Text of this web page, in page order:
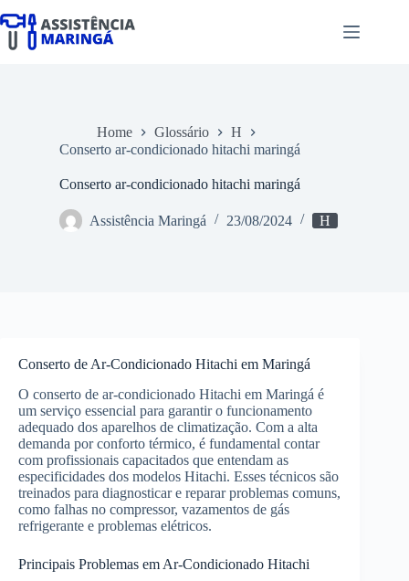
para
Home Glossário
H
Conserto ar-condicionado hitachi maringá
Conserto ar-condicionado hitachi maringá
Assistência Maringá 23/08/2024 H
Conserto de Ar-Condicionado Hitachi em Maringá
O conserto de ar-condicionado Hitachi em Maringá é
um serviço essencial para garantir o funcionamento
adequado dos aparelhos de climatização. Com a alta
demanda por conforto térmico, é fundamental contar
com profissionais capacitados que entendam as
especificidades dos modelos Hitachi. Esses técnicos são
treinados para diagnosticar e reparar problemas comuns,
como falhas no compressor, vazamentos de gás
refrigerante e problemas elétricos.
Principais Problemas em Ar-Condicionado Hitachi